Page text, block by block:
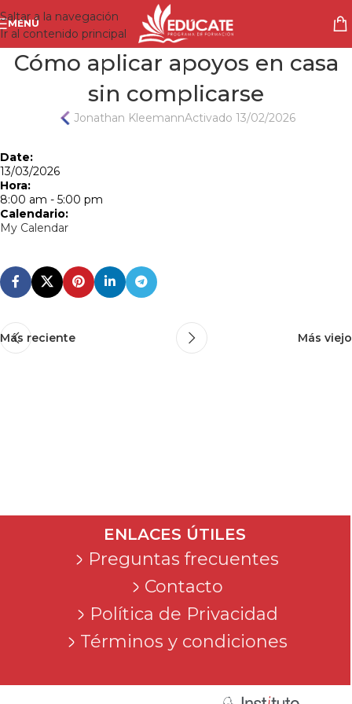
Saltar a la navegación
Ir al contenido principal
MENÚ
Cómo aplicar apoyos en casa
sin complicarse
Jonathan KleemannActivado 13/02/2026
Date:
13/03/2026
Hora:
8:00 am - 5:00 pm
Calendario:
My Calendar
Más reciente Más viejo
ENLACES ÚTILES
Preguntas frecuentes
Contacto
Política de Privacidad
Términos y condiciones